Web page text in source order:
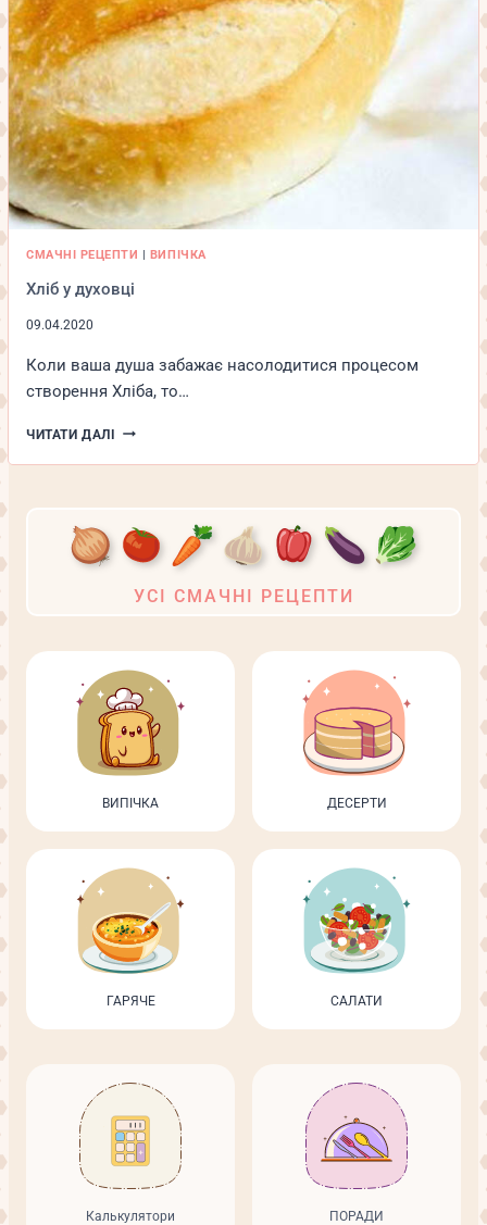
СМАЧНІ РЕЦЕПТИ | ВИПІЧКА
Хліб у духовці
09.04.2020
Коли ваша душа забажає насолодитися процесом
створення Хліба, то…
ЧИТАТИ ДАЛІ ХЛІБ
ДУХОВЦІ
УСІ СМАЧНІ РЕЦЕПТИ
ВИПІЧКА ДЕСЕРТИ
ГАРЯЧЕ САЛАТИ
Калькулятори ПОРАДИ